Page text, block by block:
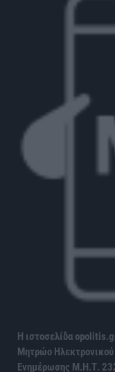
Η ιστοσελίδα
Μητρώο Ηλεκτρονικού
Ενημέρωσης Μ.Η.Τ.